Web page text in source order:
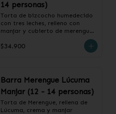
14 personas)
Torta de bizcocho humedecido
con tres leches, relleno con
manjar y cubierto de merengue
$34.900
Barra Merengue Lúcuma
Manjar (12 - 14 personas)
Torta de Merengue, rellena de
Lúcuma, crema y manjar